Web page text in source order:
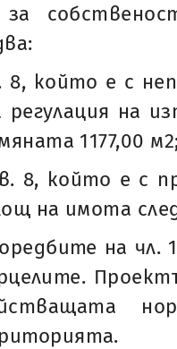
8, който е с
на
1177,00
8, който е с
на имота
на чл.